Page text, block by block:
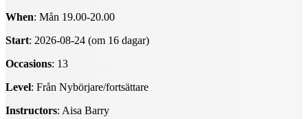
When: Mån 19.00-20.00
Start: 2026-08-24 (om 16 dagar)
Occasions: 13
Level: Från Nybörjare/fortsättare
Instructors: Aisa Barry